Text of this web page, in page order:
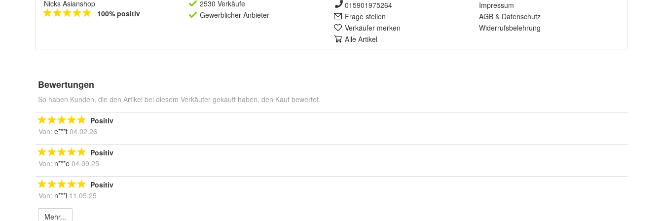
Nicks Asianshop
100% positiv
2530 Verkäufe
Gewerblicher Anbieter
015901975264
Frage stellen
Verkäufer merken
Alle Artikel
Impressum
AGB & Datenschutz
Widerrufsbelehrung
Bewertungen
So haben Kunden, die den Artikel bei diesem Verkäufer gekauft haben, den Kauf bewertet.
Positiv
Von: e***t 04.02.26
Positiv
Von: n***e 04.09.25
Positiv
Von: n***i 11.05.25
Mehr...